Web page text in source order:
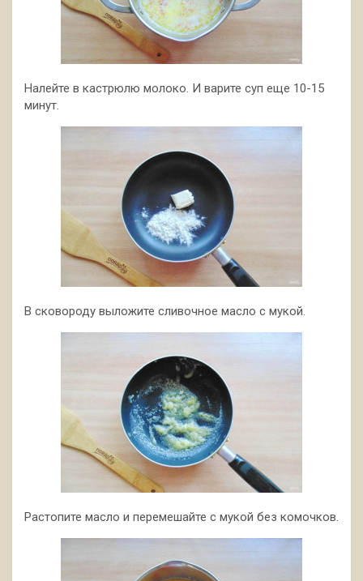
Налейте в кастрюлю молоко. И варите суп еще 10-15
минут.
В сковороду выложите сливочное масло с мукой.
Растопите масло и перемешайте с мукой без комочков.